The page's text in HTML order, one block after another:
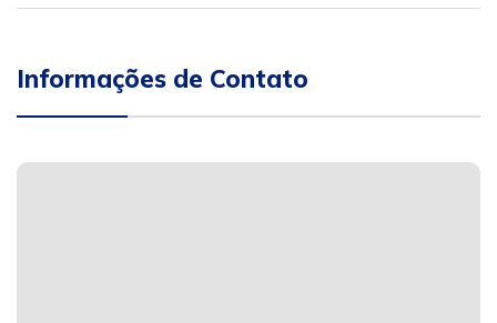
Informações de Contato